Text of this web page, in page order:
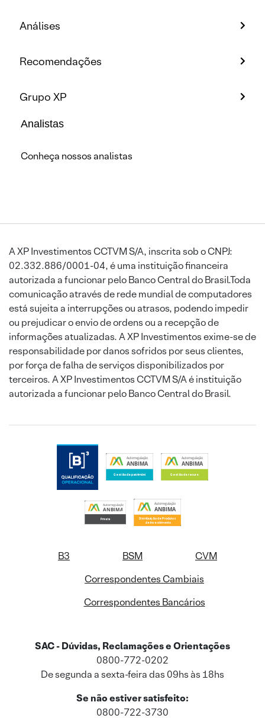
Análises
Recomendações
Grupo XP
Analistas
Conheça nossos analistas
A XP Investimentos CCTVM S/A, inscrita sob o CNPJ:
02.332.886/0001-04, é uma instituição financeira
autorizada a funcionar pelo Banco Central do Brasil.Toda
comunicação através de rede mundial de computadores
está sujeita a interrupções ou atrasos, podendo impedir
ou prejudicar o envio de ordens ou a recepção de
informações atualizadas. A XP Investimentos exime-se de
responsabilidade por danos sofridos por seus clientes,
por força de falha de serviços disponibilizados por
terceiros. A XP Investimentos CCTVM S/A é instituição
autorizada a funcionar pelo Banco Central do Brasil.
B3 BSM
CVM
Correspondentes Cambiais
Correspondentes Bancários
SAC - Dúvidas, Reclamações e Orientações
0800-772-0202
De segunda a sexta-feira das 09hs às 18hs
Se não estiver satisfeito:
0800-722-3730